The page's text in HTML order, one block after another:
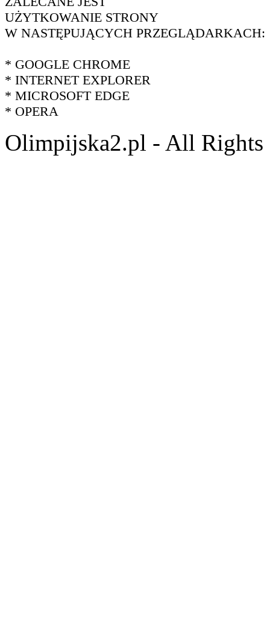
UŻYTKOWANIE STRONY
W NASTĘPUJĄCYCH PRZEGLĄDARKACH:
* GOOGLE CHROME
* INTERNET EXPLORER
* MICROSOFT EDGE
* OPERA
Olimpijska2.pl - All Rights